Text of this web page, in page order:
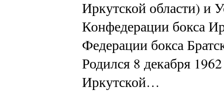
Иркутской области) и
Конфедерации бокса
Федерации бокса
Родился 8 декабря
Иркутской…